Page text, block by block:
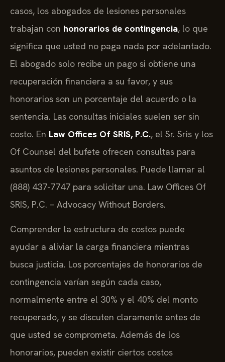
casos, los abogados de lesiones personales
trabajan con honorarios de contingencia, lo que
significa que usted no paga nada por adelantado.
El abogado solo recibe un pago si obtiene una
recuperación financiera a su favor, y sus
honorarios son un porcentaje del acuerdo o la
sentencia. Las consultas iniciales suelen ser sin
costo. En Law Offices Of SRIS, P.C., el Sr. Sris y los
Of Counsel del bufete ofrecen consultas para
asuntos de lesiones personales. Puede llamar al
(888) 437-7747 para solicitar una. Law Offices Of
SRIS, P.C. – Advocacy Without Borders.
Comprender la estructura de costos puede
ayudar a aliviar la carga financiera mientras
busca justicia. Los porcentajes de honorarios de
contingencia varían según cada caso,
normalmente entre el 30% y el 40% del monto
recuperado, y se discuten claramente antes de
que usted se comprometa. Además de los
honorarios, pueden existir ciertos costos